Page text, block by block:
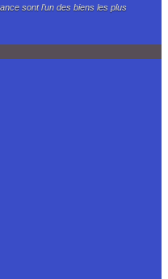
sont l’un des biens les plus